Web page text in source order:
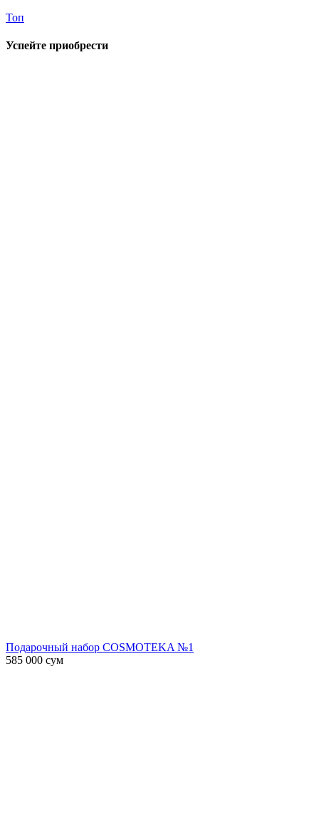
Топ
Успейте приобрести
Подарочный набор COSMOTEKA №1
585 000 сум